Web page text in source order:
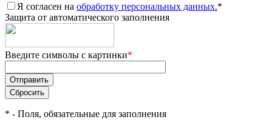
Я согласен на обработку персональных данных.*
Защита от автоматического заполнения
Введите символы с картинки*
* - Поля, обязательные для заполнения